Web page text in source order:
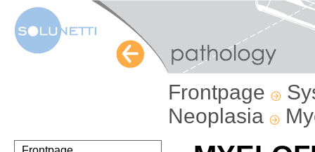
Frontpage
Neoplasia